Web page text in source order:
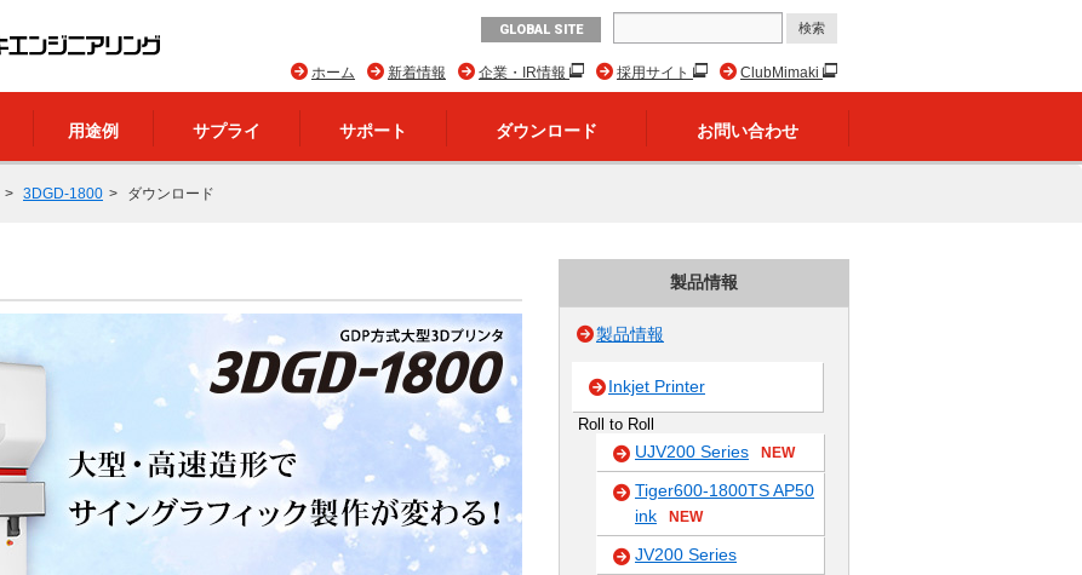
GLOBAL SITE
ClubMimaki
採用サイト
企業・IR情報
新着情報
ホーム
用途例 サプライ サポート ダウンロード お問い合わせ
3DGD-1800 ダウンロード
製品情報
製品情報
Inkjet Printer
Roll to Roll
UJV200 Series NEW
Tiger600-1800TS AP50
ink
NEW
JV200 Series